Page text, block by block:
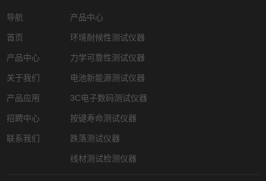
导航
首页
产品中心
关于我们
产品应用
招聘中心
联系我们
产品中心
环境耐候性测试仪器
力学可靠性测试仪器
电池新能源测试仪器
3C电子数码测试仪器
按键寿命测试仪器
跌落测试仪器
线材测试检测仪器